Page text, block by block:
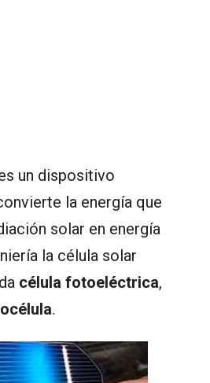
un dispositivo
la energía que
solar en energía
la célula solar
célula fotoeléctrica,
.